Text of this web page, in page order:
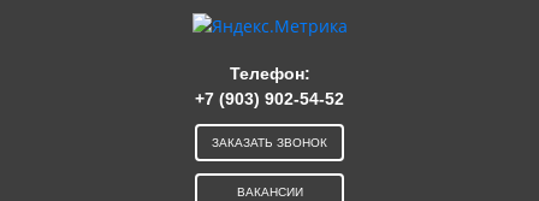
Телефон:
+7 (903) 902-54-52
ЗАКАЗАТЬ ЗВОНОК
ВАКАНСИИ